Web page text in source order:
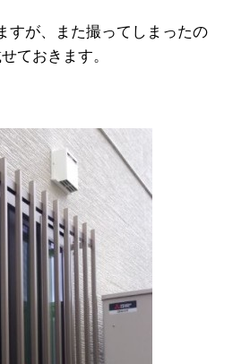
すが、また撮ってしまったの
ておきます。